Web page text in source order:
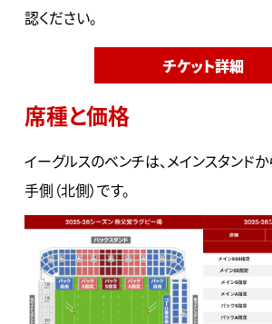
認ください。
チケット詳細
席種と価格
イーグルスのベンチは、メインスタンド
手側（北側）です。